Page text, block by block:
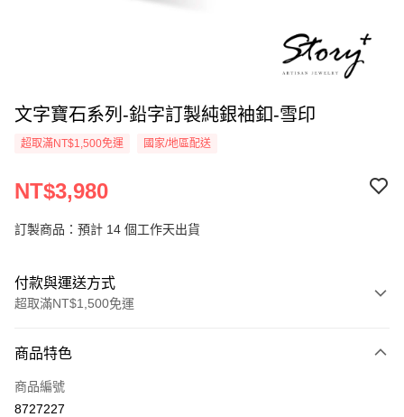
文字寶石系列-鉛字訂製純銀袖釦-雪印
超取滿NT$1,500免運 國家/地區配送
NT$3,980
訂製商品：預計 14 個工作天出貨
付款與運送方式
超取滿NT$1,500免運
信用卡一次付款
信用卡分期付款
商品特色
商品編號
8727227